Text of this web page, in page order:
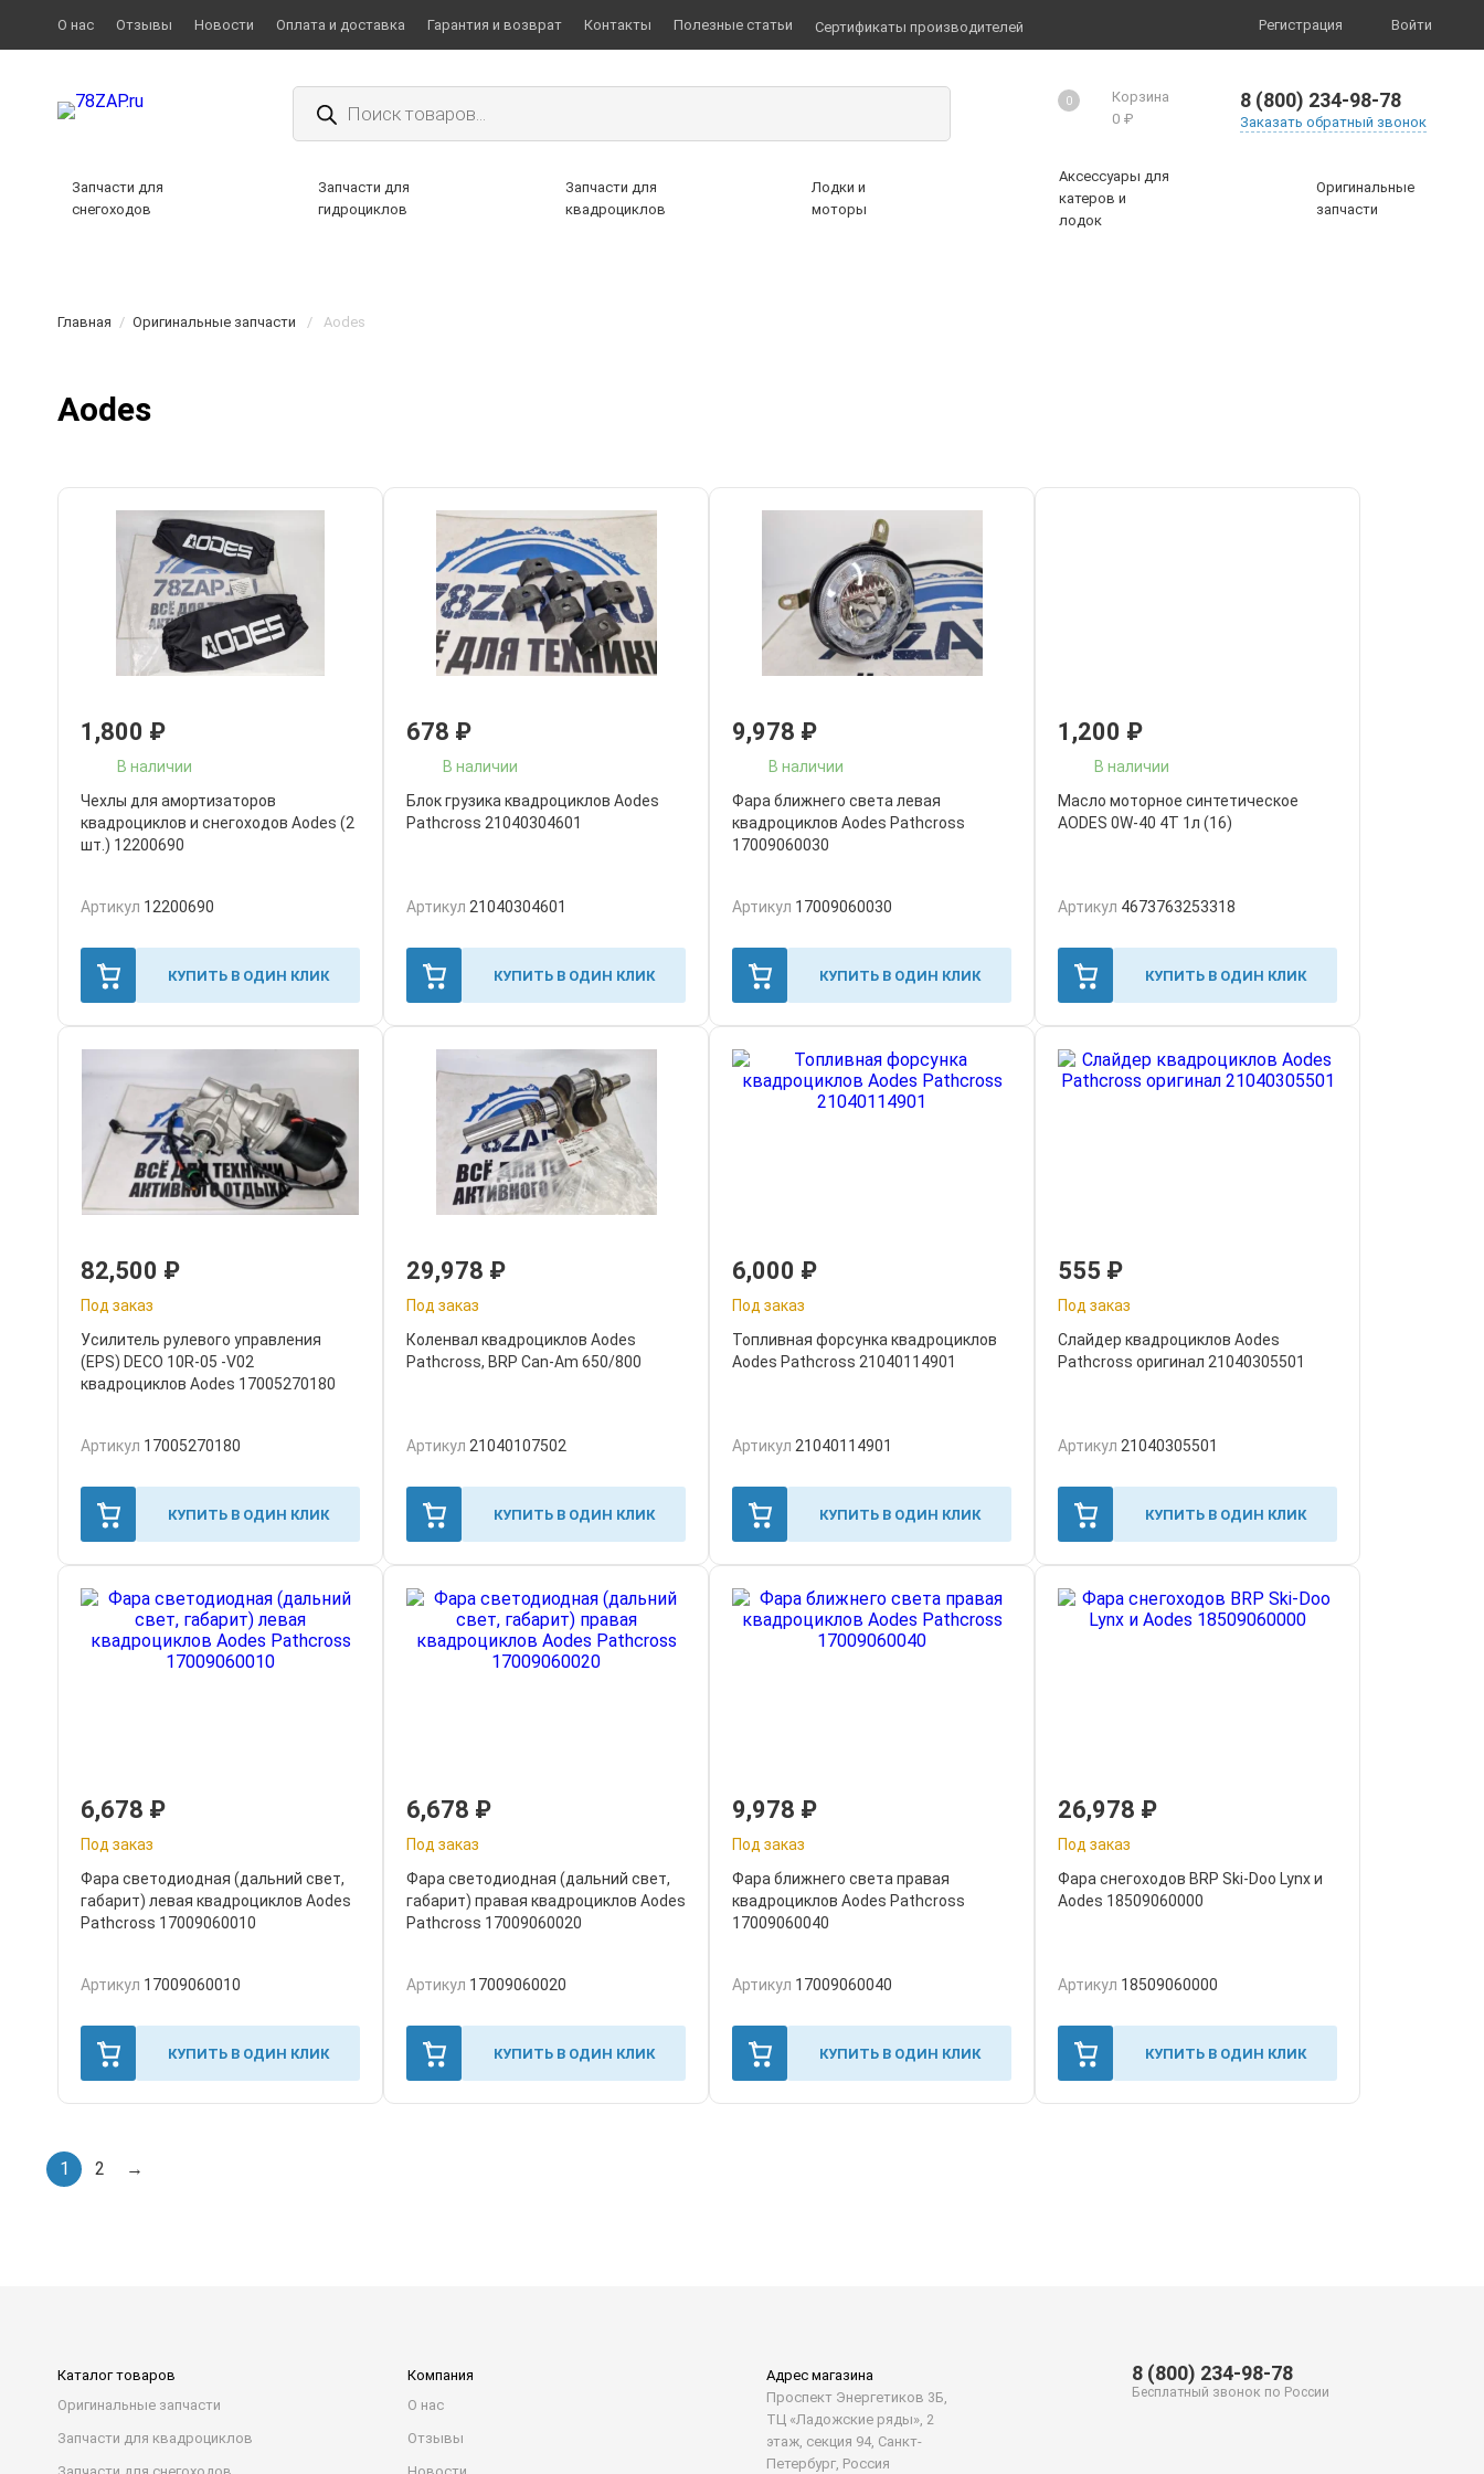
О нас Отзывы Новости Оплата и доставка Гарантия и возврат Контакты Полезные статьи Сертификаты производителей Регистрация Войти
Поиск
товаров
0
Корзина
0 ₽
8 (800) 234-98-78
Заказать обратный звонок
Запчасти для
снегоходов
Запчасти для
гидроциклов
Запчасти для
квадроциклов
Лодки и
моторы
Аксессуары для
катеров и
лодок
Оригинальные
запчасти
Главная / Оригинальные запчасти / Aodes
Aodes
1,800 ₽
В наличии
Чехлы для амортизаторов
квадроциклов и снегоходов Aodes (2
шт.) 12200690
Артикул 12200690
КУПИТЬ В ОДИН КЛИК
678 ₽
В наличии
Блок грузика квадрoциклов Aodes
Pathcross 21040304601
Артикул 21040304601
КУПИТЬ В ОДИН КЛИК
9,978 ₽
В наличии
Фара ближнего света левая
квадроциклов Aodes Pathcross
17009060030
Артикул 17009060030
КУПИТЬ В ОДИН КЛИК
1,200 ₽
В наличии
Масло моторное синтетическое
AODES 0W-40 4T 1л (16)
Артикул 4673763253318
КУПИТЬ В ОДИН КЛИК
82,500 ₽
Под заказ
Усилитель рулевого управления
(EPS) DECO 10R-05 -V02
квадроциклов Aodes 17005270180
Артикул 17005270180
КУПИТЬ В ОДИН КЛИК
29,978 ₽
Под заказ
Коленвал квадроциклов Aodes
Pathcross, BRP Can-Am 650/800
Артикул 21040107502
КУПИТЬ В ОДИН КЛИК
6,000 ₽
Под заказ
Топливная форсунка квадроциклов
Aodes Pathcross 21040114901
Артикул 21040114901
КУПИТЬ В ОДИН КЛИК
555 ₽
Под заказ
Слайдер квадроциклов Aodes
Pathcross оригинал 21040305501
Артикул 21040305501
КУПИТЬ В ОДИН КЛИК
6,678 ₽
Под заказ
Фара светодиодная (дальний свет,
габарит) левая квадроциклов Aodes
Pathcross 17009060010
Артикул 17009060010
КУПИТЬ В ОДИН КЛИК
6,678 ₽
Под заказ
Фара светодиодная (дальний свет,
габарит) правая квадроциклов Aodes
Pathcross 17009060020
Артикул 17009060020
КУПИТЬ В ОДИН КЛИК
9,978 ₽
Под заказ
Фара ближнего света правая
квадроциклов Aodes Pathcross
17009060040
Артикул 17009060040
КУПИТЬ В ОДИН КЛИК
26,978 ₽
Под заказ
Фара снегоходов BRP Ski-Doo Lynx и
Aodes 18509060000
Артикул 18509060000
КУПИТЬ В ОДИН КЛИК
1 2 →
Каталог товаров
Оригинальные запчасти
Запчасти для квадроциклов
Компания
О нас
Отзывы
Адрес магазина
Проспект Энергетиков 3Б,
ТЦ «Ладожские ряды», 2
этаж, секция 94, Санкт-
Петербург, Россия
8 (800) 234-98-78
Бесплатный звонок по России